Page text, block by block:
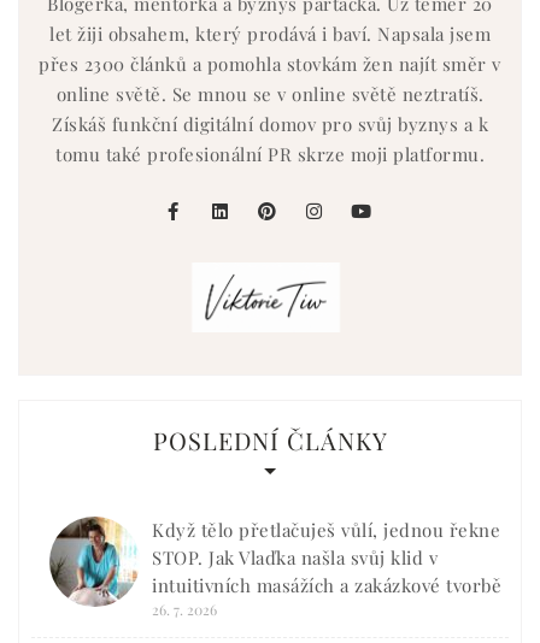
let žiji obsahem, který prodává i baví. Napsala jsem
přes 2300 článků a pomohla stovkám žen najít směr v
online světě. Se mnou se v online světě neztratíš.
Získáš funkční digitální domov pro svůj byznys a k
tomu také profesionální PR skrze moji platformu.
POSLEDNÍ ČLÁNKY
Když tělo přetlačuješ vůlí, jednou řekne
STOP. Jak Vlaďka našla svůj klid v
intuitivních masážích a zakázkové tvorbě
26. 7. 2026